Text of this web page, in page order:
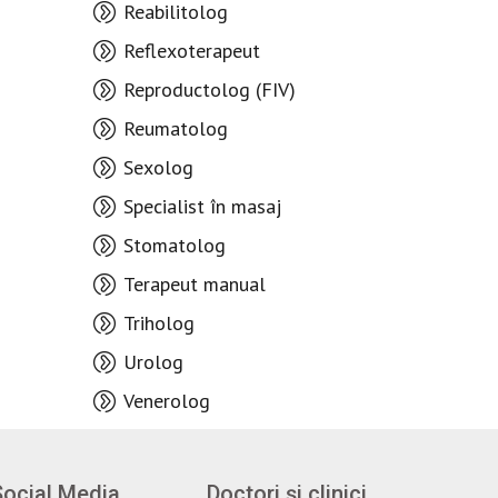
Reabilitolog
Reflexoterapeut
Reproductolog (FIV)
Reumatolog
Sexolog
Specialist în masaj
Stomatolog
Terapeut manual
Triholog
Urolog
Venerolog